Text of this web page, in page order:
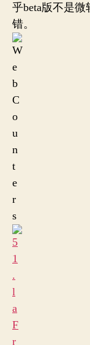
乎beta版不是
错。